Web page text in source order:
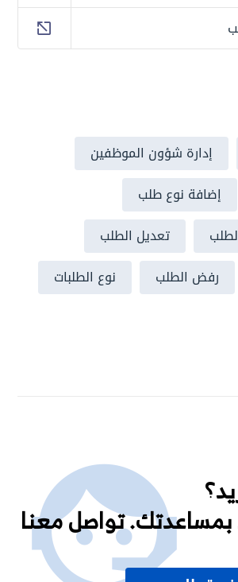
إدارة شؤون الموظفين
إضافة نوع طلب
تعديل الطلب
رفض الطلب نوع الطلبات
تواصل معنا